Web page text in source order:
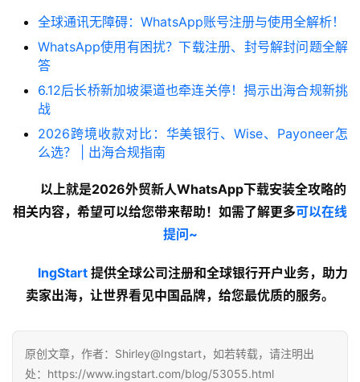
全球通讯无障碍：WhatsApp账号注册与使用全解析！
WhatsApp使用有困扰？下载注册、封号解封问题全解
答
6.12后长桥新加坡渠道也牵连关停！揭示出海合规新挑
战
2026跨境收款对比：华美银行、Wise、Payoneer怎
么选？ | 出海合规指南
以上就是2026外贸新人WhatsApp下载安装全攻略的
相关内容，希望可以给您带来帮助！如需了解更多可以在线
提问~
lngStart 提供全球公司注册和全球银行开户业务，助力
卖家出海，让世界看见中国品牌，给您最优质的服务。
原创文章，作者：Shirley@Ingstart，如若转载，请注明出
处：https://www.ingstart.com/blog/53055.html